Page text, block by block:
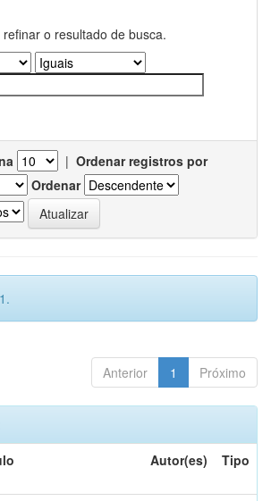
o resultado de busca.
| Ordenar registros por
Ordenar
Anterior 1 Próximo
Autor(es) Tipo